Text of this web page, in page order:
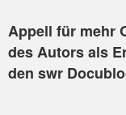
Appell für mehr
des Autors als
den swr